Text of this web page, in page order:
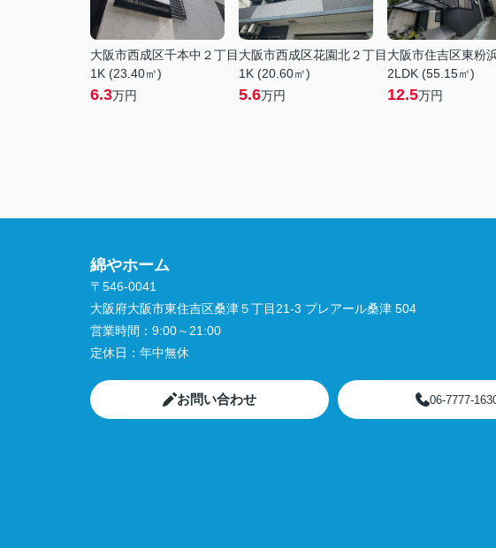
大阪市西成区千本中２丁目
1K (23.40㎡)
6.3万円
大阪市西成区花園北２丁目
1K (20.60㎡)
5.6万円
大阪市住吉区東粉
2LDK (55.15㎡)
12.5万円
綿やホーム
〒546-0041
大阪府大阪市東住吉区桑津５丁目21-3 プレアール桑津 504
営業時間： 9:00～21:00
定休日： 年中無休
お問い合わせ 06-7777-